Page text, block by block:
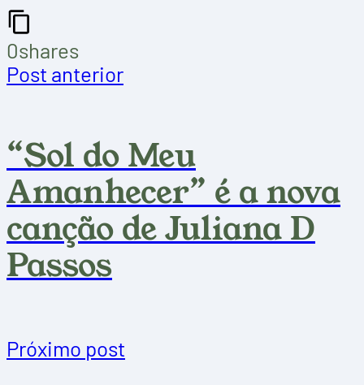
0shares
Post anterior
“Sol do Meu
Amanhecer” é a nova
canção de Juliana D
Passos
Próximo post